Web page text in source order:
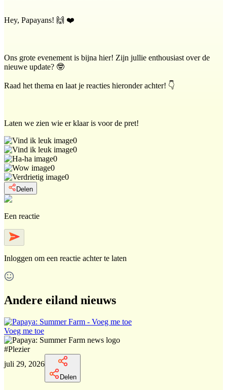
Hey, Papayans! 🙌 ❤️
Ons grote evenement is bijna hier! Zijn jullie enthousiast over de
nieuwe update? 🤓
Raad het thema en laat je reacties hieronder achter! 👇
Laten we zien wie er klaar is voor de pret!
0
0
0
0
0
Delen
Een reactie
Inloggen om een reactie achter te laten
Andere eiland nieuws
Voeg me toe
#Plezier
juli 29, 2026
Delen